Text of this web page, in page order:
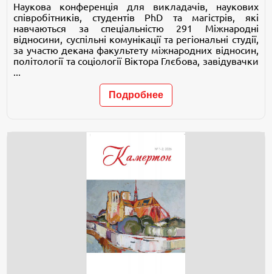
Наукова конференція для викладачів, наукових
співробітників, студентів PhD та магістрів, які
навчаються за спеціальністю 291 Міжнародні
відносини, суспільні комунікації та регіональні студії,
за участю декана факультету міжнародних відносин,
політології та соціології Віктора Глєбова, завідувачки
...
Подробнее